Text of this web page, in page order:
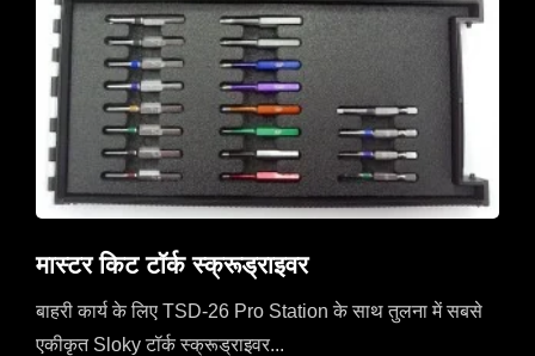
मास्टर किट टॉर्क स्क्रूड्राइवर
बाहरी कार्य के लिए TSD-26 Pro Station के साथ तुलना में सबसे
एकीकृत Sloky टॉर्क स्क्रूड्राइवर...